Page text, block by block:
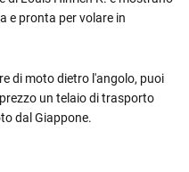
e pronta per volare in
di moto dietro l'angolo, puoi
un telaio di trasporto
dal Giappone.